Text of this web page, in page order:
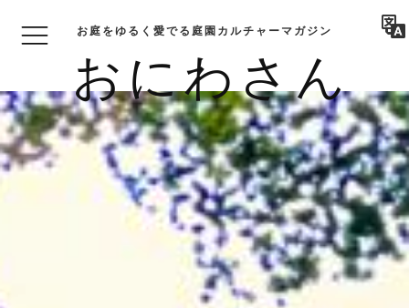
おにわさん
お庭をゆるく愛でる庭園カルチャーマガジン